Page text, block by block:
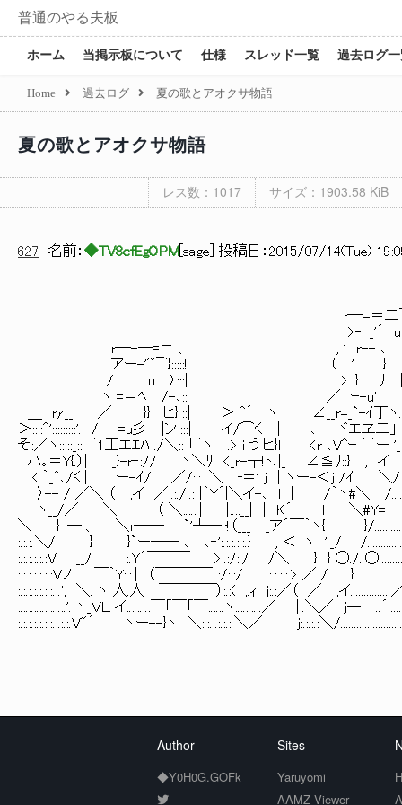
普通のやる夫板
ホーム 当掲示板について 仕様 スレッド一覧 過去ログ
Home 過去ログ 夏の歌とアオクサ物語
夏の歌とアオクサ物語
レス数：1017 サイズ：1903.58 KiB
627 名前： ◆TV8cfEgOPM sage ] 投稿日： 2015/07/14(Tue)
r―=＝二￣｀
>‐-_'´ u
r―-―=＝ 、 , ' r-- ､
アー-'^⌒}:::::! （ ' } 「r､
/ u 〉:::| > i} ﾘ |ヒ
ヽ =＝ﾍ /-､::! ＿ __ ／ ｰ-u' |ン
＿ rｧ__ ／ i }} |ヒ}!::| ＞ ^´ ヽ ∠__r=_`-ｲ丁ヽ.|
＞::::^':::::::::'. / =u彡 |ン::::| イ/⌒く | ､---ヾエヱ二」
そ:／ヽ:::::_::! ｀1工エｴﾊ ./＼:: 「｀ヽ .> i う ヒ}l <r ､V^ｰ ´｀ー
ハ｡＝Y{.）| _}-r‐:// ヽ＼ﾘ <_r-┬!ﾄ､|_ ∠≦
<.｀_^､/く:| Lー-ｲ/ ／/:.:.:.＼ f＝' j | ヽー-＜j /ｲ
〉-- / ／＼ （＿,イ ／:.:./:.: |｀Y´|＼イ-､ l | /｀ヽ#＼ /
ヽ__/／ ＼ （ ＼:.:.:.| | |:.::__| | K´ l ＼
＼ }-― 、 ＼r── `'┴┴r!（___ _ア´￣｀ヽ{ }/
:.:.:.＼/ } }`ー―― ､ ､‐':.:.:.:.:.} , ＜｀ヽ '._/ /
:.:.:.:.:.:V __/ :.Y´￣￣￣ >:.:/:./ /＼ } } ◯./
:.:.:.:.:.:.:Vノ. ￣｀Y:.:.| （￣￣￣￣:.:/:.:/ .|:.:.:.:.> ／ /
:.:.:.:.:.:.:.:.', ＼. ヽ_人.人 ￣￣￣￣）:.:(__,.ｨ__j:.:／（__／ ,イ...............
:.:.:.:.:.:.:.:.:.'. ヽ_ＶＬ イ:.:.:.:.:￣「￣「￣:.:.:.ヽ:.:.:.:.:.／ |:.＼／ j--
:.:.:.:.:.:.:.:.:.:.V"´ ヽー--}ヽ ＼:.:.:.:.:.:.＼／ j:.:.:.:＼/
Author
◆Y0H0G.GOFk
Sites
Yaruyomi
AAMZ Viewer